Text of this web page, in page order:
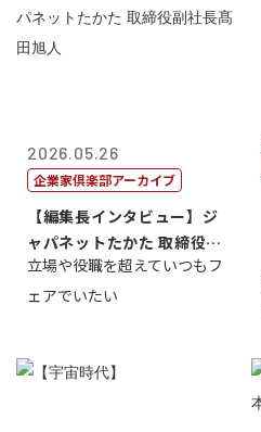
2026.05.26
企業家倶楽部アーカイブ
【編集長インタビュー】ジ
ャパネットたかた 取締役副
社長髙田旭...
立場や役職を超えていつもフ
ェアでいたい